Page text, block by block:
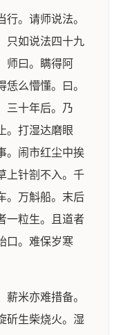
行。请师说法。
只如说法四十九
师曰。瞒得阿
么懵懂。曰。
三十年后。乃
。打湿达磨眼
。闹市红尘中挨
上针劄不入。千
。万斛船。末后
一粒生。且道者
口。难保岁寒
米亦难措备。
斫生柴烧火。湿